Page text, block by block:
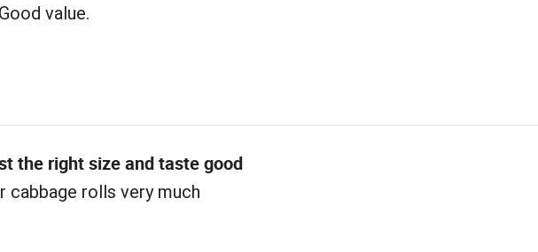
value.
the right size and taste good
cabbage rolls very much